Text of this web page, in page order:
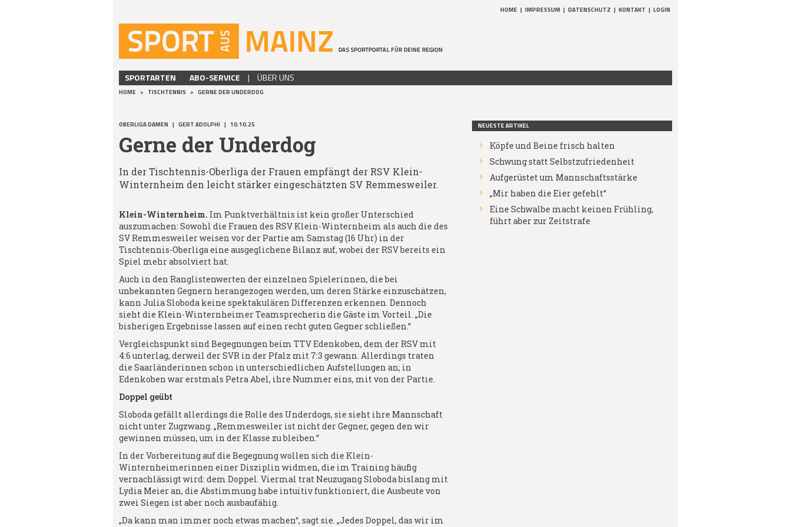
HOME | IMPRESSUM | DATENSCHUTZ | KONTAKT | LOGIN
SPORTARTEN ABO-SERVICE | ÜBER UNS
HOME > TISCHTENNIS > GERNE DER UNDERDOG
OBERLIGA DAMEN | GERT ADOLPHI | 10.10.25
Gerne der Underdog
In der Tischtennis-Oberliga der Frauen empfängt der RSV Klein-
Winternheim den leicht stärker eingeschätzten SV Remmesweiler.
Klein-Winternheim. Im Punktverhältnis ist kein großer Unterschied
auszumachen: Sowohl die Frauen des RSV Klein-Winternheim als auch die des
SV Remmesweiler weisen vor der Partie am Samstag (16 Uhr) in der
Tischtennis-Oberliga eine ausgeglichene Bilanz auf, wobei der RSV bereits ein
Spiel mehr absolviert hat.
Auch in den Ranglistenwerten der einzelnen Spielerinnen, die bei
unbekannten Gegnern herangezogen werden, um deren Stärke einzuschätzen,
kann Julia Sloboda keine spektakulären Differenzen erkennen. Dennoch
sieht die Klein-Winternheimer Teamsprecherin die Gäste im Vorteil. „Die
bisherigen Ergebnisse lassen auf einen recht guten Gegner schließen.“
Vergleichspunkt sind Begegnungen beim TTV Edenkoben, dem der RSV mit
4:6 unterlag, derweil der SVR in der Pfalz mit 7:3 gewann. Allerdings traten
die Saarländerinnen schon in unterschiedlichen Aufstellungen an; in
Edenkoben war erstmals Petra Abel, ihre Nummer eins, mit von der Partie.
Doppel geübt
Sloboda gefällt allerdings die Rolle des Underdogs, sie sieht ihre Mannschaft
nicht unter Zugzwang. „Remmesweiler ist nicht der Gegner, gegen den wir
gewinnen müssen, um in der Klasse zu bleiben.“
In der Vorbereitung auf die Begegnung wollen sich die Klein-
Winternheimerinnen einer Disziplin widmen, die im Training häufig
vernachlässigt wird: dem Doppel. Viermal trat Neuzugang Sloboda bislang mit
Lydia Meier an, die Abstimmung habe intuitiv funktioniert, die Ausbeute von
zwei Siegen ist aber noch ausbaufähig.
„Da kann man immer noch etwas machen“, sagt sie. „Jedes Doppel, das wir im
NEUESTE ARTIKEL
Köpfe und Beine frisch halten
Schwung statt Selbstzufriedenheit
Aufgerüstet um Mannschaftsstärke
„Mir haben die Eier gefehlt“
Eine Schwalbe macht keinen Frühling,
führt aber zur Zeitstrafe